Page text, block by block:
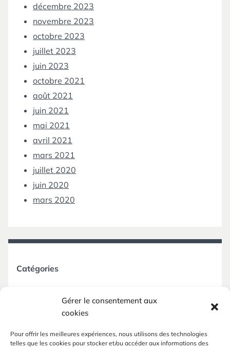
Gérer le consentement aux
cookies
Pour offrir les meilleures expériences, nous utilisons des technologies
telles que les cookies pour stocker et/ou accéder aux informations des
décembre 2023
novembre 2023
octobre 2023
juillet 2023
juin 2023
octobre 2021
août 2021
juin 2021
mai 2021
avril 2021
mars 2021
juillet 2020
juin 2020
mars 2020
Catégories